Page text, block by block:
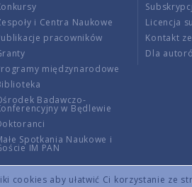
cookies aby ułatwić Ci korzystanie ze
i Centra Naukowe
pracowników
międzynarodowe
Badawczo-
w Będlewie
Spotkania Naukowe i
IM PAN
Licencja
Kontakt
Dla